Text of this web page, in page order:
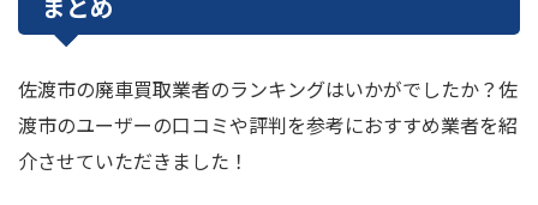
まとめ
佐渡市の廃車買取業者のランキングはいかがでしたか？佐
渡市のユーザーの口コミや評判を参考におすすめ業者を紹
介させていただきました！